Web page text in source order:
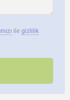
ile gizlilik